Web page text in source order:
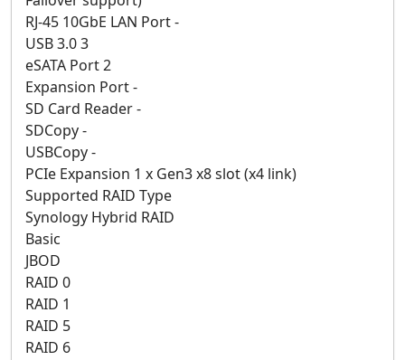
RJ-45 10GbE LAN Port -
USB 3.0 3
eSATA Port 2
Expansion Port -
SD Card Reader -
SDCopy -
USBCopy -
PCIe Expansion 1 x Gen3 x8 slot (x4 link)
Supported RAID Type
Synology Hybrid RAID
Basic
JBOD
RAID 0
RAID 1
RAID 5
RAID 6